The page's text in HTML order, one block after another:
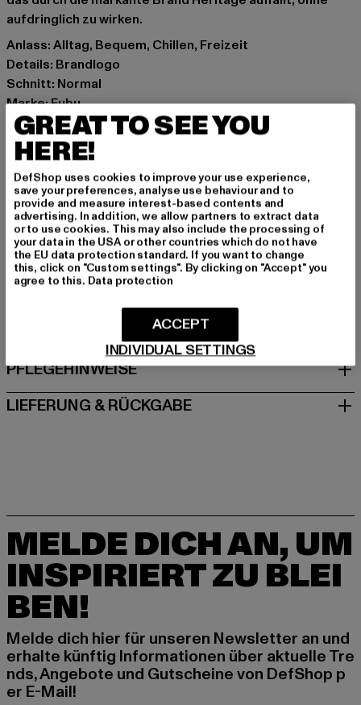
aufdringlich zu wirken.
Anlass: Alltag, Bequem, Chillen, Freizeit
Details: Brandlogo
Schnitt: Normal
Marke: Fubu
Kat.: T-Shirts
Farbe: rot
Hersteller Farbe: red/white/black
Materialzusammensetzung: 100% Baumwolle
Art.Nr: 60300013-01183
Hersteller: Urban Styles Agency GmbH & Co. KG |
agentur@urbanstylesagency.com
Schanzenstraße 41 | 51063 Köln | DE
GRÖSSE & PASSFORM
PFLEGEHINWEISE
LIEFERUNG & RÜCKGABE
MELDE DICH AN, UM
INSPIRIERT ZU BLEI
BEN!
Melde dich hier für unseren Newsletter an und
erhalte künftig Informationen über aktuelle Tre
nds, Angebote und Gutscheine von DefShop p
er E-Mail!
GREAT TO SEE YOU
HERE!
DefShop uses cookies to improve your use experience,
save your preferences, analyse use behaviour and to
provide and measure interest-based contents and
advertising. In addition, we allow partners to extract data
or to use cookies. This may also include the processing of
your data in the USA or other countries which do not have
the EU data protection standard. If you want to change
this, click on "Custom settings". By clicking on "Accept" you
agree to this. Data protection
INDIVIDUAL SETTINGS
ACCEPT